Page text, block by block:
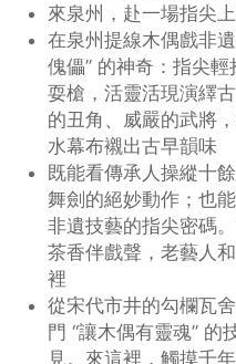
來泉州，赴一場指尖
在泉州提線木偶戲非
傀儡” 的神奇：指尖輕
耍槍，活靈活現演繹
的丑角、威嚴的武將
水幕布襯出古早韻味
既能看傳承人操縱十
舞劍的絕妙動作；也
非遺技藝的指尖密碼
茶香伴戲聲，老藝人
裡
從宋代市井的勾欄瓦
門 “讓木偶有靈魂” 的
見。來這裡，觸摸千